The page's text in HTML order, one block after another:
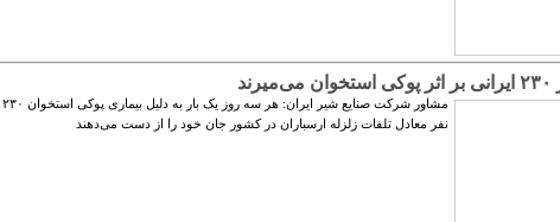
مشاور شرکت صنایع شیر ایران: هر سه روز یک بار به دلیل بیماری پوکی استخوان ۲۳۰
نفر معادل تلفات زلزله ارسباران در کشور جان خود را از دست می‌دهند